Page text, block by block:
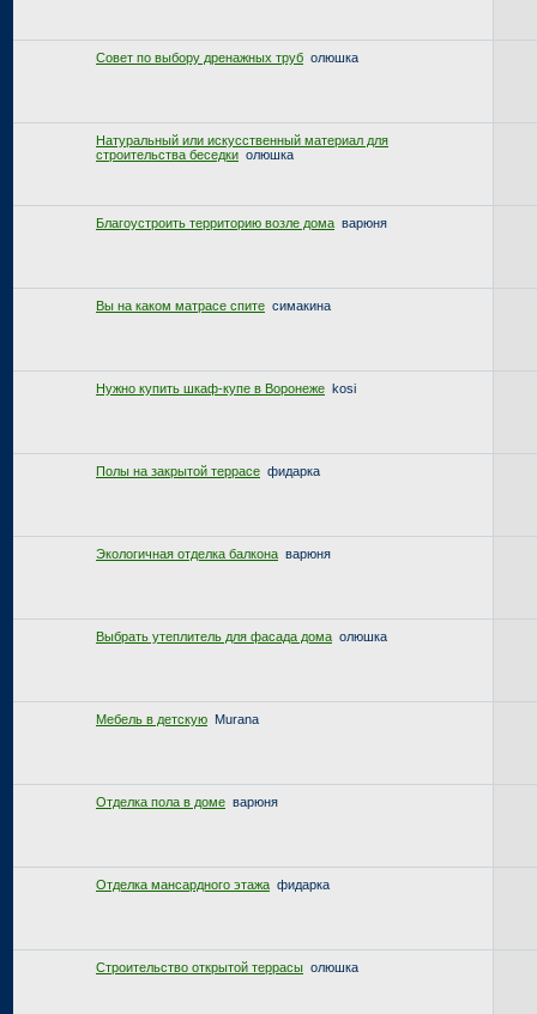
Совет по выбору дренажных труб олюшка
Натуральный или искусственный материал для
строительства беседки олюшка
Благоустроить территорию возле дома варюня
Вы на каком матрасе спите симакина
Нужно купить шкаф-купе в Воронеже kosi
Полы на закрытой террасе фидарка
Экологичная отделка балкона варюня
Выбрать утеплитель для фасада дома олюшка
Мебель в детскую Murana
Отделка пола в доме варюня
Отделка мансардного этажа фидарка
Строительство открытой террасы олюшка